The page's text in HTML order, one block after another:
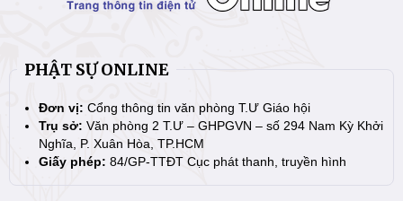
PHẬT SỰ ONLINE
Đơn vị: Cổng thông tin văn phòng T.Ư Giáo hội
Trụ sở: Văn phòng 2 T.Ư – GHPGVN – số 294 Nam Kỳ Khởi
Nghĩa, P. Xuân Hòa, TP.HCM
Giấy phép: 84/GP-TTĐT Cục phát thanh, truyền hình